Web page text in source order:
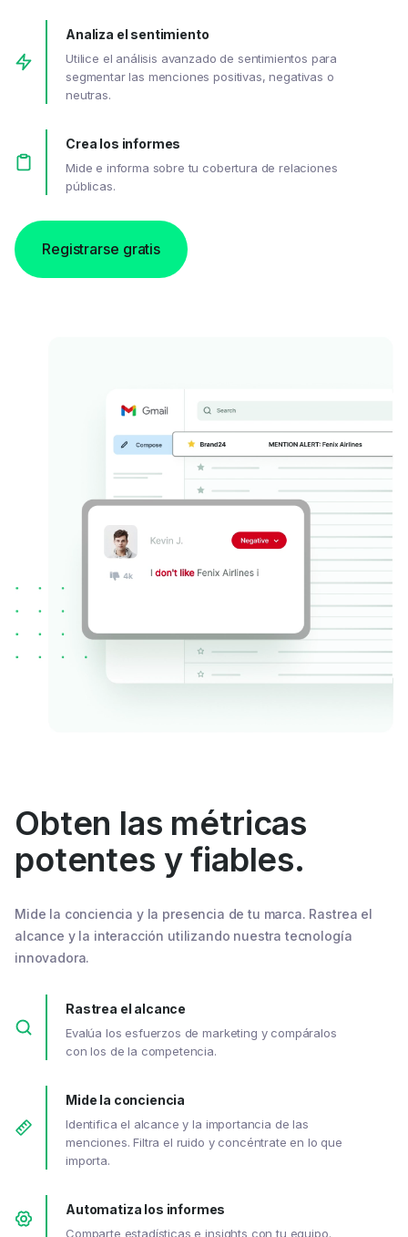
Analiza el sentimiento
Utilice el análisis avanzado de sentimientos para
segmentar las menciones positivas, negativas o
neutras.
Crea los informes
Mide e informa sobre tu cobertura de relaciones
públicas.
Registrarse gratis
Obten las métricas
potentes y fiables.
Mide la conciencia y la presencia de tu marca. Rastrea el
alcance y la interacción utilizando nuestra tecnología
innovadora.
Rastrea el alcance
Evalúa los esfuerzos de marketing y compáralos
con los de la competencia.
Mide la conciencia
Identifica el alcance y la importancia de las
menciones. Filtra el ruido y concéntrate en lo que
importa.
Automatiza los informes
Comparte estadísticas e insights con tu equipo.